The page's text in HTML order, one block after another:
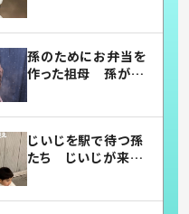
孫のためにお弁当を
作った祖母 孫が絶
じいじを駅で待つ孫
たち じいじが来た